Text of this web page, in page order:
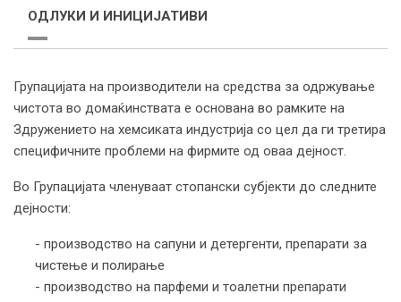
ОДЛУКИ И ИНИЦИЈАТИВИ
Групацијата на производители на средства за одржување
чистота во домаќинствата е основана во рамките на
Здружението на хемсиката индустрија со цел да ги третира
специфичните проблеми на фирмите од оваа дејност.
Во Групацијата членуваат стопански субјекти до следните
дејности:
- производство на сапуни и детергенти, препарати за
чистење и полирање
- производство на парфеми и тоалетни препарати